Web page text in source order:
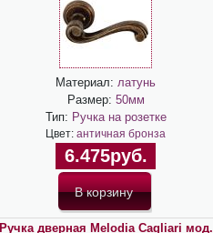
Материал: латунь
Размер: 50мм
Тип: Ручка на розетке
Цвет: античная бронза
6.475руб.
Ручка дверная Melodia Cagliari мод.